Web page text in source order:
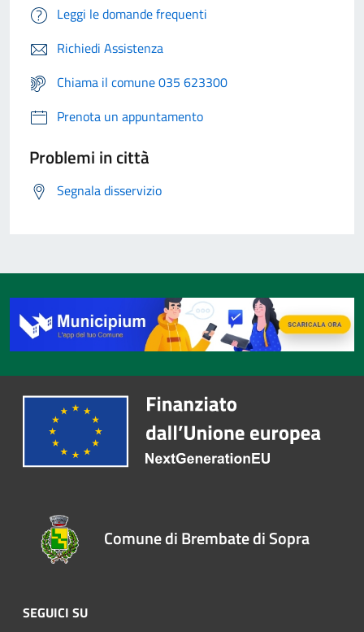
Leggi le domande frequenti
Richiedi Assistenza
Chiama il comune 035 623300
Prenota un appuntamento
Problemi in città
Segnala disservizio
Comune di Brembate di Sopra
SEGUICI SU